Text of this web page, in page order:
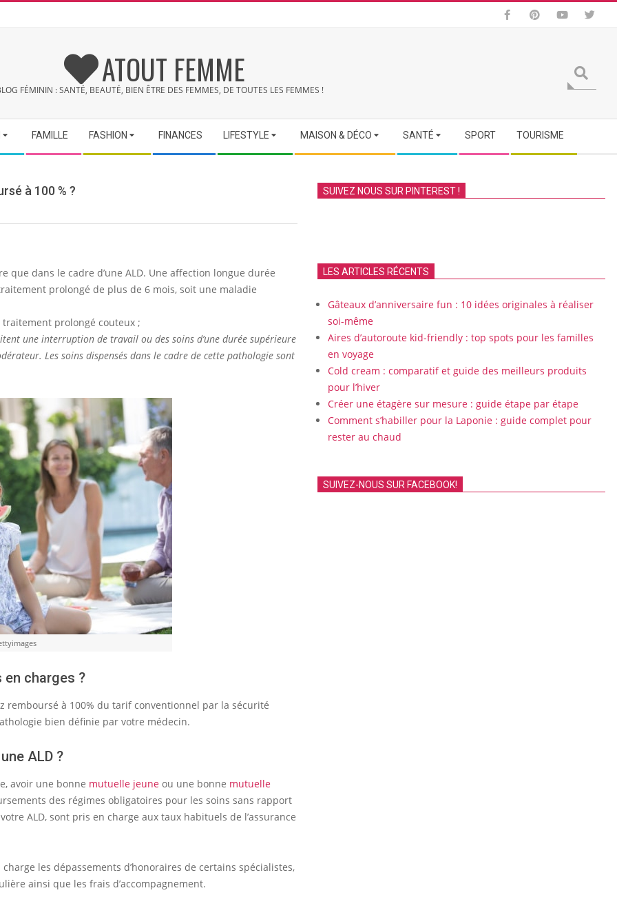
ATOUT FEMME
FÉMININ : SANTÉ, BEAUTÉ, BIEN ÊTRE DES FEMMES, DE TOUTES LES FEMMES !
FAMILLE FASHION FINANCES LIFESTYLE MAISON & DÉCO SANTÉ SPORT TOURISME
à 100 % ?
dans le cadre d’une ALD. Une affection longue durée
prolongé de plus de 6 mois, soit une maladie
prolongé couteux ;
une interruption de travail ou des soins d’une durée supérieure
Les soins dispensés dans le cadre de cette pathologie sont
charges ?
remboursé à 100% du tarif conventionnel par la sécurité
bien définie par votre médecin.
ALD ?
avoir une bonne mutuelle jeune ou une bonne mutuelle
des régimes obligatoires pour les soins sans rapport
ALD, sont pris en charge aux taux habituels de l’assurance
les dépassements d’honoraires de certains spécialistes,
ainsi que les frais d’accompagnement.
SUIVEZ NOUS SUR PINTEREST !
LES ARTICLES RÉCENTS
Gâteaux d’anniversaire fun : 10 idées originales à réaliser
soi-même
Aires d’autoroute kid-friendly : top spots pour les familles
en voyage
Cold cream : comparatif et guide des meilleurs produits
pour l’hiver
Créer une étagère sur mesure : guide étape par étape
Comment s’habiller pour la Laponie : guide complet pour
rester au chaud
SUIVEZ-NOUS SUR FACEBOOK!